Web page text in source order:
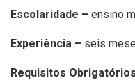
Escolaridade – ensino
Experiência – seis
Requisitos Obrigatórios